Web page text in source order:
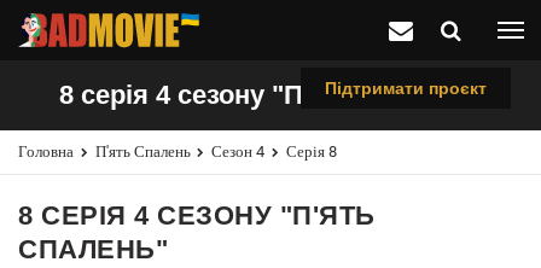
Підтримати проєкт
8 серія 4 сезону "П'ять спалень"
Головна П'ять Спалень Сезон 4 Серія 8
8 СЕРІЯ 4 СЕЗОНУ "П'ЯТЬ
СПАЛЕНЬ"